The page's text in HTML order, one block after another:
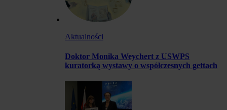
Aktualności
Doktor Monika Weychert z USWPS
kuratorką wystawy o współczesnych gettach